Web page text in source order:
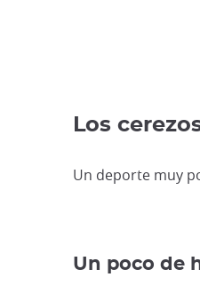
Los
Un deporte muy
Un poco de